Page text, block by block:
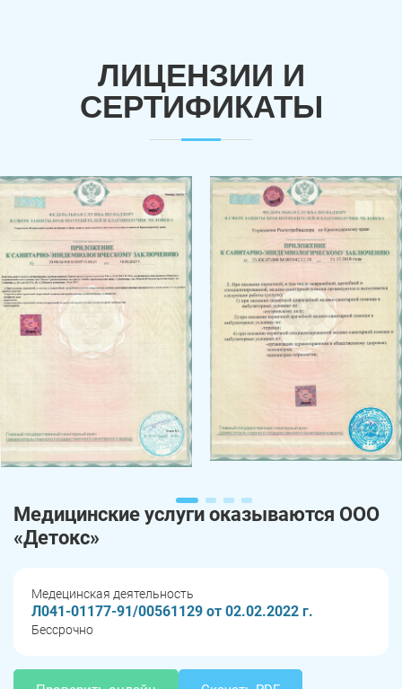
ЛИЦЕНЗИИ И
СЕРТИФИКАТЫ
Медицинские услуги оказываются ООО
«Детокс»
Медецинская деятельность
Л041-01177-91/00561129 от 02.02.2022 г.
Бессрочно